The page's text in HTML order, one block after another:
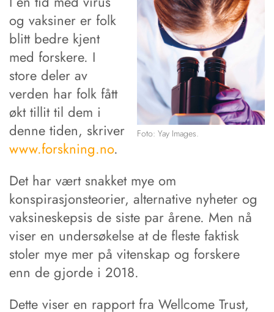
Foto: Yay Images.
og vaksiner er folk
blitt bedre kjent
med forskere. I
store deler av
verden har folk fått
økt tillit til dem i
denne tiden, skriver
www.forskning.no.
Det har vært snakket mye om
konspirasjonsteorier, alternative nyheter og
vaksineskepsis de siste par årene. Men nå
viser en undersøkelse at de fleste faktisk
stoler mye mer på vitenskap og forskere
enn de gjorde i 2018.
Dette viser en rapport fra Wellcome Trust,